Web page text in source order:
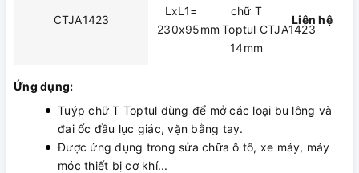
CTJA1423
LxL1=
230x95mm
chữ T
Toptul CTJA1423
14mm
Liên hệ
Ứng dụng:
Tuýp chữ T Toptul dùng để mở các loại bu lông và
đai ốc đầu lục giác, vặn bằng tay.
Được ứng dụng trong sửa chữa ô tô, xe máy, máy
móc thiết bị cơ khí...